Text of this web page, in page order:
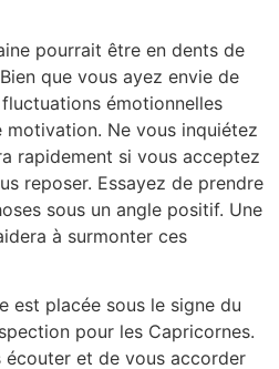
pourrait être en dents de
que vous ayez envie de
émotionnelles
Ne vous inquiétez
rapidement si vous acceptez
reposer. Essayez de prendre
sous un angle positif. Une
à surmonter ces
est placée sous le signe du
pour les Capricornes.
écouter et de vous accorder